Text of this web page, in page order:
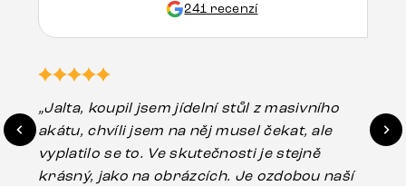
241 recenzí
„Jalta, koupil jsem jídelní stůl z masivního
akátu, chvíli jsem na něj musel čekat, ale
vyplatilo se to. Ve skutečnosti je stejně
krásný, jako na obrázcích. Je ozdobou naší